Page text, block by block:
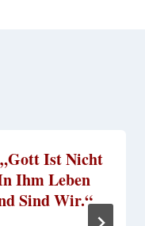
Ist Nicht
Ihm Leben
Sind Wir.“